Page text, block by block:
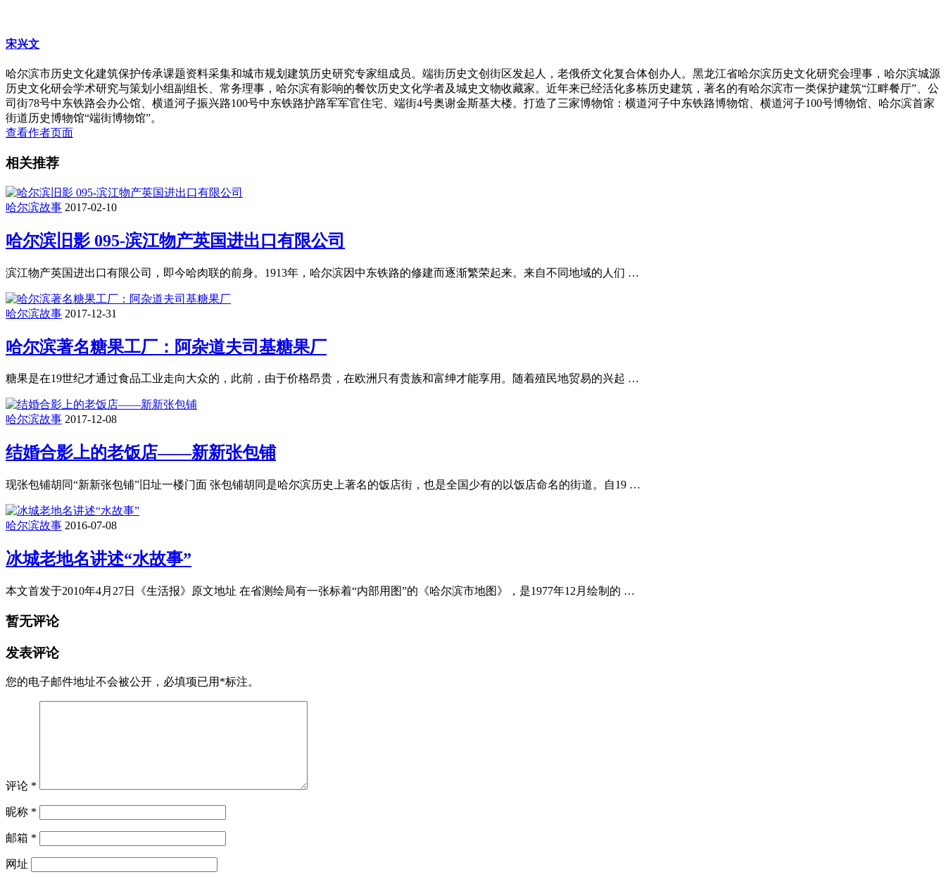
宋兴文
哈尔滨市历史文化建筑保护传承课题资料采集和城市规划建筑历史研究专家组成员。端街历史文创街区发起人，老俄侨文化复合体创办人。黑龙江省哈尔滨历史文化研究会理事，哈尔滨城源
历史文化研会学术研究与策划小组副组长、常务理事，哈尔滨有影响的餐饮历史文化学者及城史文物收藏家。近年来已经活化多栋历史建筑，著名的有哈尔滨市一类保护建筑“江畔餐厅”、公
司街78号中东铁路会办公馆、横道河子振兴路100号中东铁路护路军军官住宅、端街4号奥谢金斯基大楼。打造了三家博物馆：横道河子中东铁路博物馆、横道河子100号博物馆、哈尔滨首家
街道历史博物馆“端街博物馆”。
查看作者页面
相关推荐
哈尔滨故事 2017-02-10
哈尔滨旧影 095-滨江物产英国进出口有限公司
滨江物产英国进出口有限公司，即今哈肉联的前身。1913年，哈尔滨因中东铁路的修建而逐渐繁荣起来。来自不同地域的人们 …
哈尔滨故事 2017-12-31
哈尔滨著名糖果工厂：阿杂道夫司基糖果厂
糖果是在19世纪才通过食品工业走向大众的，此前，由于价格昂贵，在欧洲只有贵族和富绅才能享用。随着殖民地贸易的兴起 …
哈尔滨故事 2017-12-08
结婚合影上的老饭店——新新张包铺
现张包铺胡同“新新张包铺”旧址一楼门面 张包铺胡同是哈尔滨历史上著名的饭店街，也是全国少有的以饭店命名的街道。自19 …
哈尔滨故事 2016-07-08
冰城老地名讲述“水故事”
本文首发于2010年4月27日《生活报》原文地址 在省测绘局有一张标着“内部用图”的《哈尔滨市地图》，是1977年12月绘制的 …
暂无评论
发表评论
您的电子邮件地址不会被公开， 必填项已用 *标注。
评论 *
昵称 *
邮箱 *
网址